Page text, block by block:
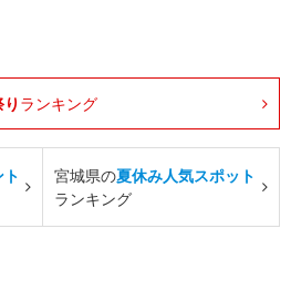
ランキング
宮城県の夏休み人気スポット
ランキング